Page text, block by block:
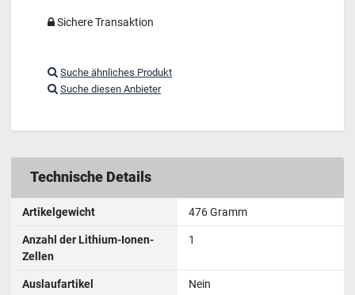
Sichere Transaktion
Suche ähnliches Produkt
Suche diesen Anbieter
Technische Details
Artikelgewicht 476 Gramm
Anzahl der Lithium-Ionen-
Zellen
1
Auslaufartikel Nein